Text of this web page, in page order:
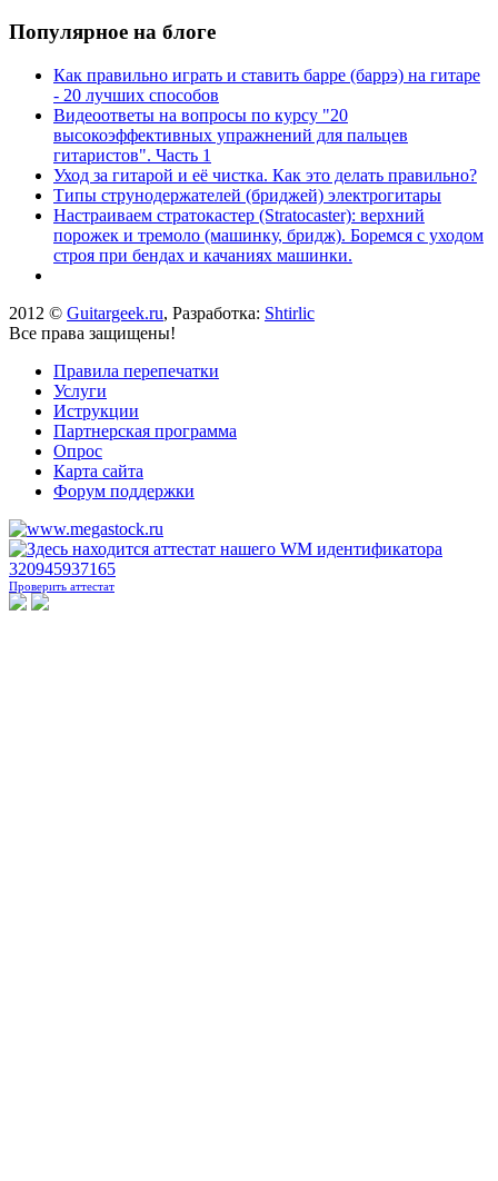
Популярное на блоге
Как правильно играть и ставить барре (баррэ) на гитаре
- 20 лучших способов
Видеоответы на вопросы по курсу "20
высокоэффективных упражнений для пальцев
гитаристов". Часть 1
Уход за гитарой и её чистка. Как это делать правильно?
Типы струнодержателей (бриджей) электрогитары
Настраиваем стратокастер (Stratocaster): верхний
порожек и тремоло (машинку, бридж). Боремся с уходом
строя при бендах и качаниях машинки.
2012 © Guitargeek.ru, Разработка: Shtirlic
Все права защищены!
Правила перепечатки
Услуги
Иструкции
Партнерская программа
Опрос
Карта сайта
Форум поддержки
Проверить аттестат